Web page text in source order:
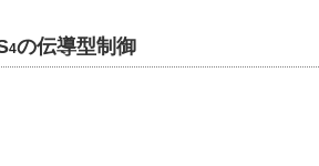
4の伝導型制御